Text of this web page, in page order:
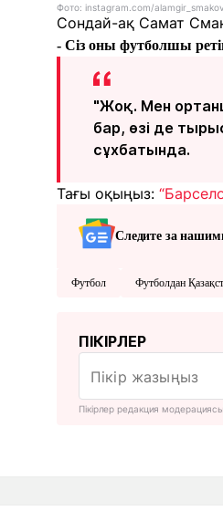
Фото: instagram.com/
Сондай-ақ Самат
- Сіз оны футболшы
"Жоқ. Мен
бар, өзі де
сұхбатында.
Тағы оқыңыз:
Следите за
Футбол Футболдан
ПІКІРЛЕР
Пікірлер редакция